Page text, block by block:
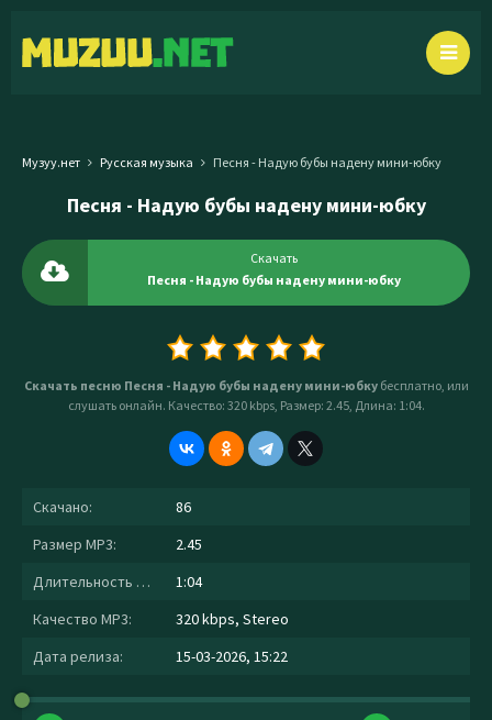
Музуу.нет Русская музыка Песня - Надую бубы надену мини-юбку
Песня - Надую бубы надену мини-юбку
Скачать
Песня - Надую бубы надену мини-юбку
Скачать песню Песня - Надую бубы надену мини-юбкубесплатно, или
слушать онлайн. Качество: 320 kbps, Размер: 2.45, Длина: 1:04.
Скачано:
86
Размер MP3:
2.45
Длительность MP3:
1:04
Качество MP3:
320 kbps, Stereo
Дата релиза:
15-03-2026, 15:22